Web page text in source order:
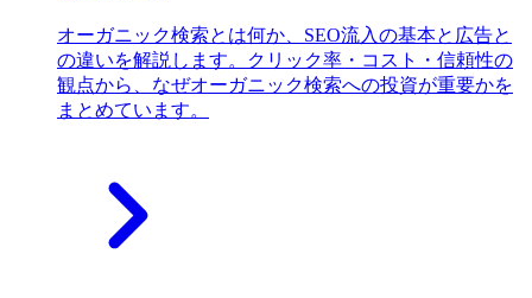
オーガニック検索とは何か、SEO流入の基本と広告と
の違いを解説します。クリック率・コスト・信頼性の
観点から、なぜオーガニック検索への投資が重要かを
まとめています。